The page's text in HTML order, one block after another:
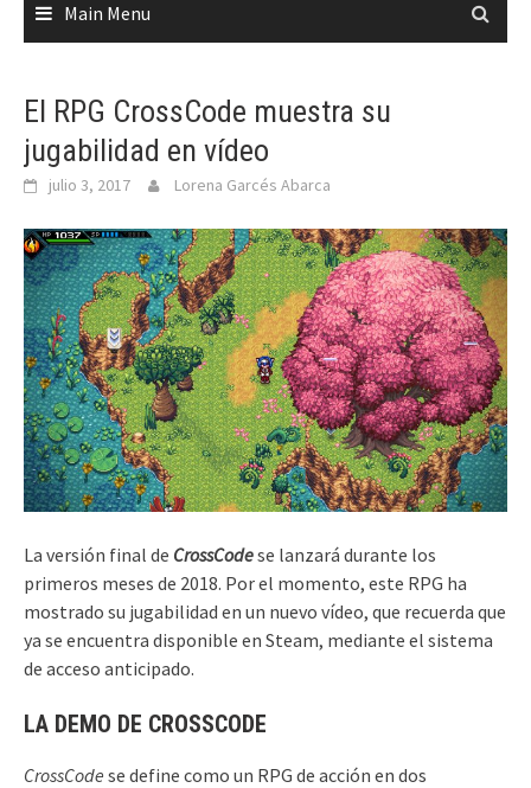
Main Menu
El RPG CrossCode muestra su
jugabilidad en vídeo
julio 3, 2017 Lorena Garcés Abarca
La versión final de CrossCodese lanzará durante los
primeros meses de 2018. Por el momento, este RPG ha
mostrado su jugabilidad en un nuevo vídeo, que recuerda que
ya se encuentra disponible en Steam, mediante el sistema
de acceso anticipado.
LA DEMO DE CROSSCODE
CrossCode se define como un RPG de acción en dos